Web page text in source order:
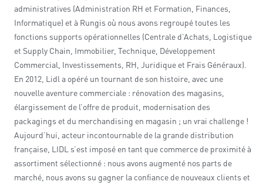
administratives (Administration RH et Formation, Finances,
Informatique) et à Rungis où nous avons regroupé toutes les
fonctions supports opérationnelles (Centrale d’Achats, Logistique
et Supply Chain, Immobilier, Technique, Développement
Commercial, Investissements, RH, Juridique et Frais Généraux).
En 2012, Lidl a opéré un tournant de son histoire, avec une
nouvelle aventure commerciale : rénovation des magasins,
élargissement de l’offre de produit, modernisation des
packagings et du merchandising en magasin ; un vrai challenge !
Aujourd’hui, acteur incontournable de la grande distribution
française, LIDL s’est imposé en tant que commerce de proximité à
assortiment sélectionné : nous avons augmenté nos parts de
marché, nous avons su gagner la confiance de nouveaux clients et